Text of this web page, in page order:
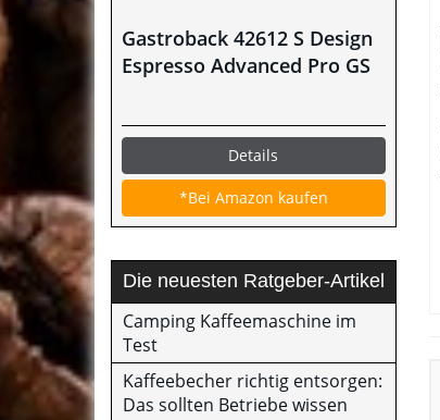
Gastroback 42612 S Design
Espresso Advanced Pro GS
Details
*Bei Amazon kaufen
Die neuesten Ratgeber-Artikel
Camping Kaffeemaschine im
Test
Kaffeebecher richtig entsorgen:
Das sollten Betriebe wissen